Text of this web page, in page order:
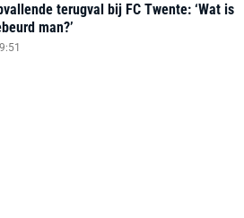
terugval bij FC Twente: ‘Wat is
man?’